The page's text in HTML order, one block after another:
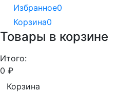
Избранное0
Корзина0
Товары в корзине
Итого:
0 ₽
Корзина